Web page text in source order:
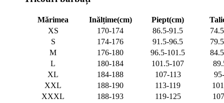
Mărimea Inălțime(cm) Piept(cm)
XS
170-174 86.5-91.5
S
174-176 91.5-96.5
M
176-180 96.5-101.5
L
180-184 101.5-107
XL
184-188 107-113
XXL
188-190 113-119
XXXL
188-193 119-125